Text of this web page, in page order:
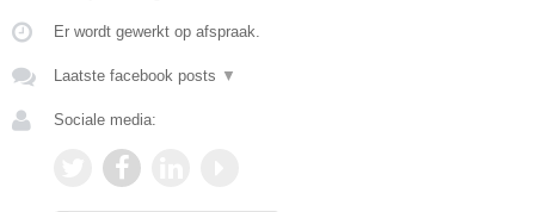
Er wordt gewerkt op afspraak.
Laatste facebook posts ▼
Sociale media: